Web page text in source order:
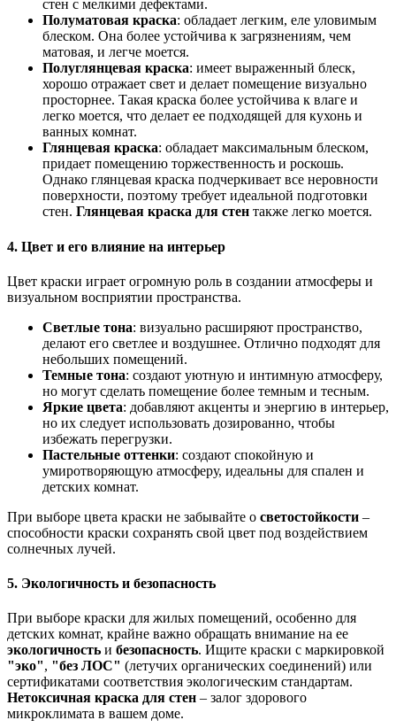
стен с мелкими дефектами.
Полуматовая краска: обладает легким, еле уловимым
блеском. Она более устойчива к загрязнениям, чем
матовая, и легче моется.
Полуглянцевая краска: имеет выраженный блеск,
хорошо отражает свет и делает помещение визуально
просторнее. Такая краска более устойчива к влаге и
легко моется, что делает ее подходящей для кухонь и
ванных комнат.
Глянцевая краска: обладает максимальным блеском,
придает помещению торжественность и роскошь.
Однако глянцевая краска подчеркивает все неровности
поверхности, поэтому требует идеальной подготовки
стен. Глянцевая краска для стен также легко моется.
4. Цвет и его влияние на интерьер
Цвет краски играет огромную роль в создании атмосферы и
визуальном восприятии пространства.
Светлые тона: визуально расширяют пространство,
делают его светлее и воздушнее. Отлично подходят для
небольших помещений.
Темные тона: создают уютную и интимную атмосферу,
но могут сделать помещение более темным и тесным.
Яркие цвета: добавляют акценты и энергию в интерьер,
но их следует использовать дозированно, чтобы
избежать перегрузки.
Пастельные оттенки: создают спокойную и
умиротворяющую атмосферу, идеальны для спален и
детских комнат.
При выборе цвета краски не забывайте о светостойкости –
способности краски сохранять свой цвет под воздействием
солнечных лучей.
5. Экологичность и безопасность
При выборе краски для жилых помещений, особенно для
детских комнат, крайне важно обращать внимание на ее
экологичность и безопасность. Ищите краски с маркировкой
"эко", "без ЛОС" (летучих органических соединений) или
сертификатами соответствия экологическим стандартам.
Нетоксичная краска для стен – залог здорового
микроклимата в вашем доме.